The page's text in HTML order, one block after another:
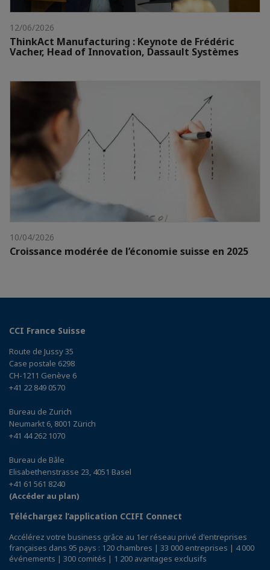
12/06/2026
ThinkAct Manufacturing : Keynote de Frédéric
Vacher, Head of Innovation, Dassault Systèmes
10/04/2026
Croissance modérée de l’économie suisse en 2025
CCI France Suisse
Route de Jussy 35
Case postale 6298
CH-1211 Genève 6
+41 22 849 0570
Bureau de Zurich
Neumarkt 6, 8001 Zürich
+41 44 262 1070
Bureau de Bâle
Elisabethenstrasse 23, 4051 Basel
+41 61 561 8240
(Accéder au plan)
Téléchargez l’application CCIFI Connect
Accélérez votre business grâce au 1er réseau privé d'entreprises
françaises dans 95 pays : 120 chambres | 33 000 entreprises | 4 000
événements | 300 comités | 1 200 avantages exclusifs